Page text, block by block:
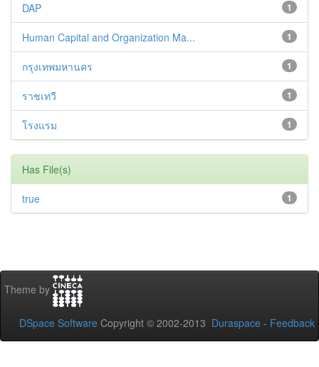
1
DAP
1
Human Capital and Organization Ma...
1
กรุงเทพมหานคร
1
ราชเทวี
1
โรงแรม
Has File(s)
1
true
Theme by
DSpace Software Copyright © 2002-2013 Duraspace - Feedback